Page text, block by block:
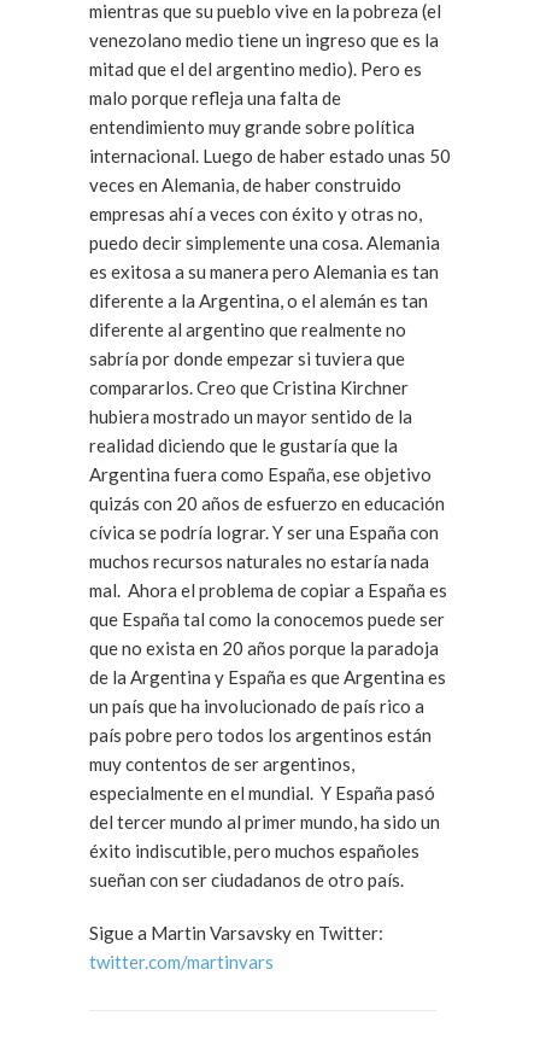
mientras que su pueblo vive en la pobreza (el
venezolano medio tiene un ingreso que es la
mitad que el del argentino medio). Pero es
malo porque refleja una falta de
entendimiento muy grande sobre política
internacional. Luego de haber estado unas 50
veces en Alemania, de haber construido
empresas ahí a veces con éxito y otras no,
puedo decir simplemente una cosa. Alemania
es exitosa a su manera pero Alemania es tan
diferente a la Argentina, o el alemán es tan
diferente al argentino que realmente no
sabría por donde empezar si tuviera que
compararlos. Creo que Cristina Kirchner
hubiera mostrado un mayor sentido de la
realidad diciendo que le gustaría que la
Argentina fuera como España, ese objetivo
quizás con 20 años de esfuerzo en educación
cívica se podría lograr. Y ser una España con
muchos recursos naturales no estaría nada
mal. Ahora el problema de copiar a España es
que España tal como la conocemos puede ser
que no exista en 20 años porque la paradoja
de la Argentina y España es que Argentina es
un país que ha involucionado de país rico a
país pobre pero todos los argentinos están
muy contentos de ser argentinos,
especialmente en el mundial. Y España pasó
del tercer mundo al primer mundo, ha sido un
éxito indiscutible, pero muchos españoles
sueñan con ser ciudadanos de otro país.
Sigue a Martin Varsavsky en Twitter:
twitter.com/martinvars